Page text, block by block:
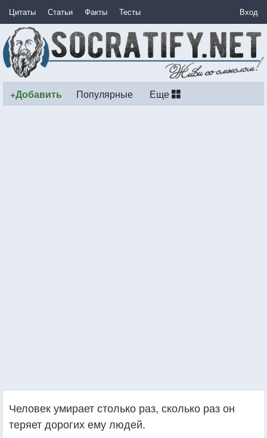
Цитаты Статьи Факты Тесты Вход
+Добавить Популярные Еще
Человек умирает столько раз, сколько раз он
теряет дорогих ему людей.